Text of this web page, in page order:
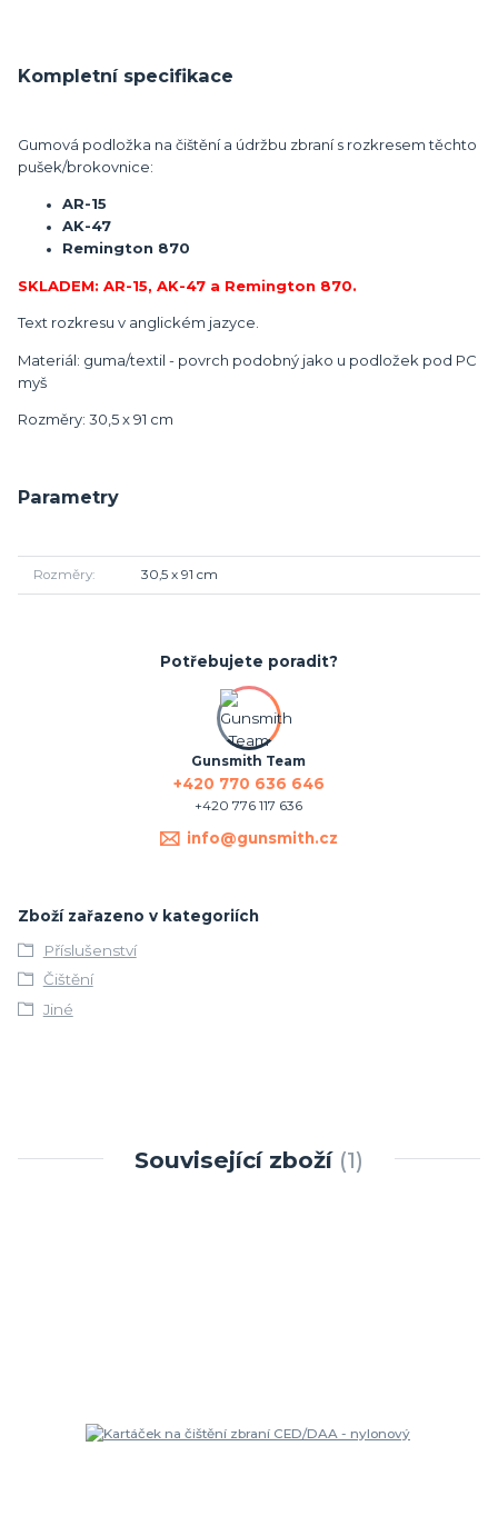
Kompletní specifikace
Gumová podložka na čištění a údržbu zbraní s rozkresem těchto
pušek/brokovnice:
AR-15
AK-47
Remington 870
SKLADEM: AR-15, AK-47 a Remington 870.
Text rozkresu v anglickém jazyce.
Materiál: guma/textil - povrch podobný jako u podložek pod PC
myš
Rozměry: 30,5 x 91 cm
Parametry
Rozměry 30,5 x 91 cm
Potřebujete poradit?
Gunsmith Team
+420 770 636 646
+420 776 117 636
info@gunsmith.cz
Zboží zařazeno v kategoriích
Příslušenství
Čištění
Jiné
Související zboží 1